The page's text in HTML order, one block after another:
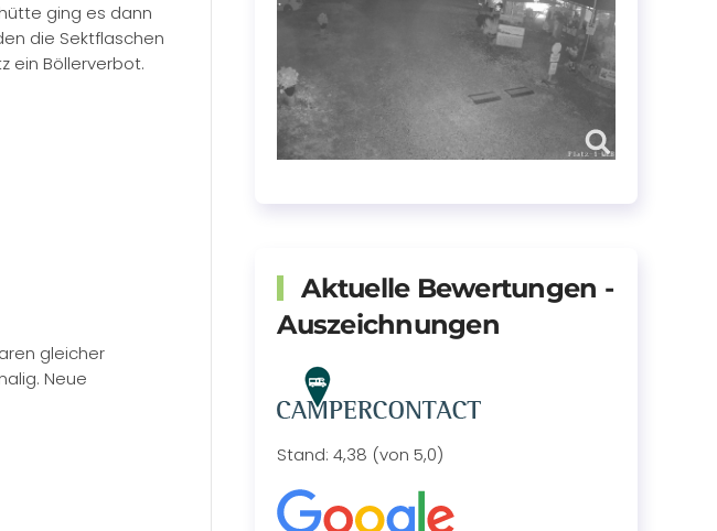
ging es dann
die Sektflaschen
ein Böllerverbot.
gleicher
Neue
Aktuelle Bewertungen -
Auszeichnungen
Stand: 4,38 (von 5,0)